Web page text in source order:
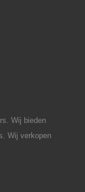
Wij bieden
Wij verkopen